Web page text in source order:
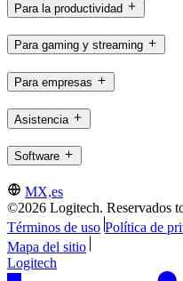
Para la productividad
Para gaming y streaming
Para empresas
Asistencia
Software
MX,es
©2026 Logitech. Reservados
Términos de uso Política de
Mapa del sitio
Logitech